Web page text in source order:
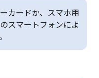
カードか、スマホ用
スマートフォンによ